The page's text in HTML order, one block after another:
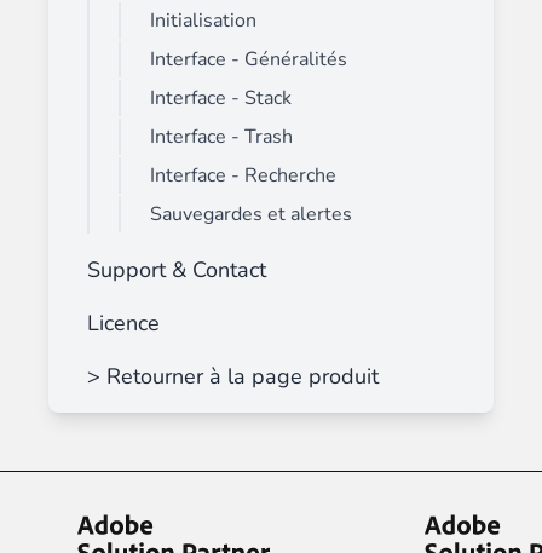
Initialisation
Interface - Généralités
Interface - Stack
Interface - Trash
Interface - Recherche
Sauvegardes et alertes
Support & Contact
Licence
> Retourner à la page produit